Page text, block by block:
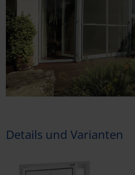
Details und Varianten